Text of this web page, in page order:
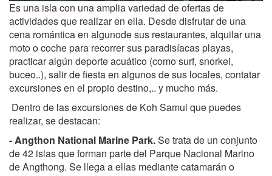
Es una isla con una amplia variedad de ofertas de
actividades que realizar en ella. Desde disfrutar de una
cena romántica en algunode sus restaurantes, alquilar una
moto o coche para recorrer sus paradisíacas playas,
practicar algún deporte acuático (como surf, snorkel,
buceo..), salir de fiesta en algunos de sus locales, contatar
excursiones en el propio destino,.. y mucho más.
Dentro de las excursiones de Koh Samui que puedes
realizar, se destacan:
- Angthon National Marine Park.Se trata de un conjunto
de 42 islas que forman parte del Parque Nacional Marino
de Angthong. Se llega a ellas mediante catamarán o